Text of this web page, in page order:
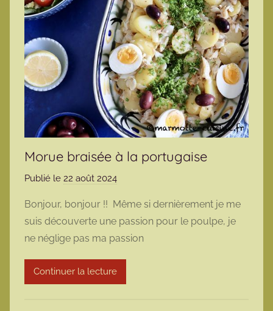
Morue braisée à la portugaise
Publié le 22 août 2024
r
m
a
r
Bonjour, bonjour !! Même si dernièrement je me
suis découverte une passion pour le poulpe, je
ne néglige pas ma passion
Continuer la lecture